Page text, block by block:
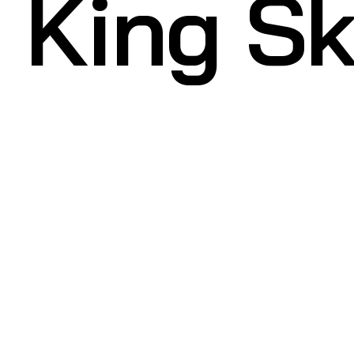
King